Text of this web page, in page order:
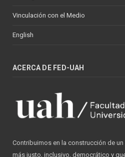
Vinculación con el Medio
English
ACERCA DE FED-UAH
Contribuimos en la construcción de
más justo, inclusivo, democrático y